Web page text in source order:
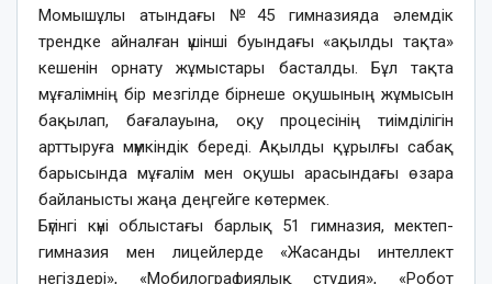
Момышұлы атындағы №45 гимназияда әлемдік
трендке айналған үшінші буындағы «ақылды тақта»
кешенін орнату жұмыстары басталды. Бұл тақта
мұғалімнің бір мезгілде бірнеше оқушының жұмысын
бақылап, бағалауына, оқу процесінің тиімділігін
арттыруға мүмкіндік береді. Ақылды құрылғы сабақ
барысында мұғалім мен оқушы арасындағы өзара
байланысты жаңа деңгейге көтермек.
Бүгінгі күні облыстағы барлық 51 гимназия, мектеп-
гимназия мен лицейлерде «Жасанды интеллект
негіздері», «Мобилографиялық студия», «Робот